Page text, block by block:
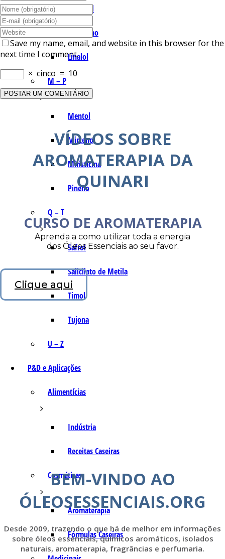
Lemonal
Limoneno
Linalol
M – P
Mentol
Mirceno
Miristicina
Pineno
Q – T
Safrol
Salicilato de Metila
Timol
Tujona
U – Z
P&D e Aplicações
Alimentícias
Indústria
Receitas Caseiras
Cosméticas
Aromaterapia
Fórmulas Caseiras
Save my name, email, and website in this browser for the
next time I comment.
× cinco = 10
VÍDEOS SOBRE
AROMATERAPIA DA
QUINARI
CURSO DE AROMATERAPIA
Aprenda a como utilizar toda a energia
dos Óleos Essenciais ao seu favor.
Clique aqui
BEM-VINDO AO
ÓLEOSESSENCIAIS.ORG
Desde 2009, trazendo o que há de melhor em informações
sobre óleos essenciais, químicos aromáticos, isolados
naturais, aromaterapia, fragrâncias e perfumaria.